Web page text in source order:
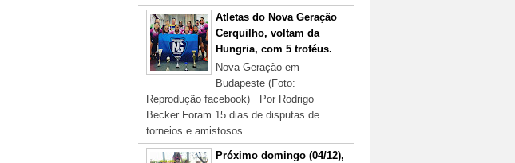
Atletas do Nova Geração
Cerquilho, voltam da
Hungria, com 5 troféus.
Nova Geração em
Budapeste (Foto:
Reprodução facebook) Por Rodrigo
Becker Foram 15 dias de disputas de
torneios e amistosos...
Próximo domingo (04/12),